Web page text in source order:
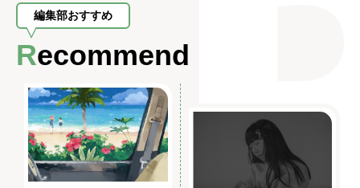
編集部おすすめ
Recommend